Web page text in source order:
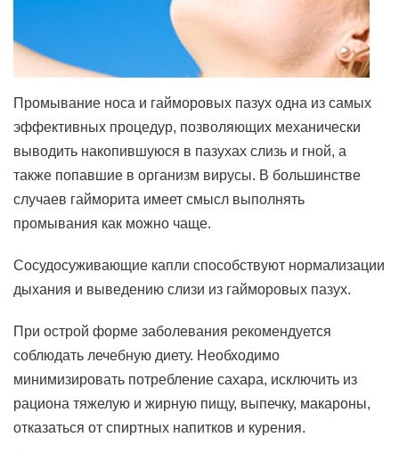
Промывание носа и гайморовых пазух одна из самых
эффективных процедур, позволяющих механически
выводить накопившуюся в пазухах слизь и гной, а
также попавшие в организм вирусы. В большинстве
случаев гайморита имеет смысл выполнять
промывания как можно чаще.
Сосудосуживающие капли способствуют нормализации
дыхания и выведению слизи из гайморовых пазух.
При острой форме заболевания рекомендуется
соблюдать лечебную диету. Необходимо
минимизировать потребление сахара, исключить из
рациона тяжелую и жирную пищу, выпечку, макароны,
отказаться от спиртных напитков и курения.